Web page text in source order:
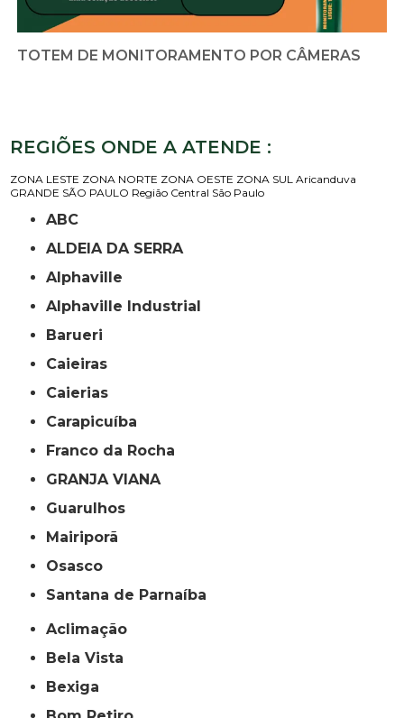
TOTEM DE MONITORAMENTO POR CÂMERAS
REGIÕES ONDE A ATENDE :
ZONA LESTE ZONA NORTE ZONA OESTE ZONA SUL Aricanduva
GRANDE SÃO PAULO Região Central São Paulo
ABC
ALDEIA DA SERRA
Alphaville
Alphaville Industrial
Barueri
Caieiras
Caierias
Carapicuíba
Franco da Rocha
GRANJA VIANA
Guarulhos
Mairiporã
Osasco
Santana de Parnaíba
Aclimação
Bela Vista
Bexiga